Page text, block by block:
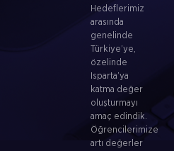
Hedeflerimiz
arasında
genelinde
Türkiye’ye,
özelinde
Isparta’ya
katma değer
oluşturmayı
amaç edindik.
Öğrencilerimize
artı değerler